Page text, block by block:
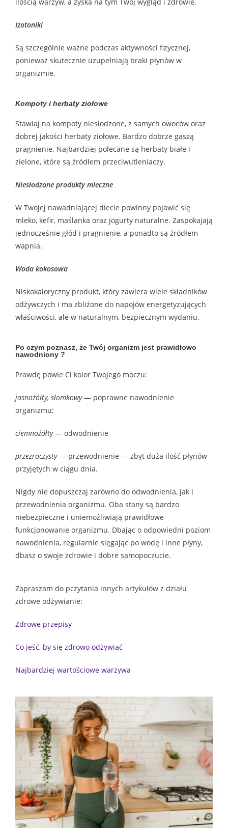
Izotoniki
Są szczególnie ważne podczas aktywności fizycznej,
ponieważ skutecznie uzupełniają braki płynów w
organizmie.
Kompoty i herbaty ziołowe
Stawiaj na kompoty niesłodzone, z samych owoców oraz
dobrej jakości herbaty ziołowe. Bardzo dobrze gaszą
pragnienie. Najbardziej polecane są herbaty białe i
zielone, które są źródłem przeciwutleniaczy.
Niesłodzone produkty mleczne
W Twojej nawadniającej diecie powinny pojawić się
mleko, kefir, maślanka oraz jogurty naturalne. Zaspokajają
jednocześnie głód i pragnienie, a ponadto są źródłem
wapnia.
Woda kokosowa
Niskokaloryczny produkt, który zawiera wiele składników
odżywczych i ma zbliżone do napojów energetyzujących
właściwości, ale w naturalnym, bezpiecznym wydaniu.
Po czym poznasz, że Twój organizm jest prawidłowo
nawodniony ?
Prawdę powie Ci kolor Twojego moczu:
jasnożółty, słomkowy— poprawne nawodnienie
organizmu;
ciemnożółty— odwodnienie
przezroczysty— przewodnienie — zbyt duża ilość płynów
przyjętych w ciągu dnia.
Nigdy nie dopuszczaj zarówno do odwodnienia, jak i
przewodnienia organizmu. Oba stany są bardzo
niebezpieczne i uniemożliwiają prawidłowe
funkcjonowanie organizmu. Dbając o odpowiedni poziom
nawodnienia, regularnie sięgając po wodę i inne płyny,
dbasz o swoje zdrowie i dobre samopoczucie.
Zapraszam do pczytania innych artykułów z działu
zdrowe odżywianie:
Zdrowe przepisy
Co jeść, by się zdrowo odżywiać
Najbardziej wartościowe warzywa